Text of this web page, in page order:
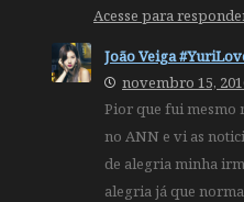
Acesse para
João Veiga
novembro 15,
Pior que fui mesmo
no ANN e vi as
de alegria minha
alegria já que